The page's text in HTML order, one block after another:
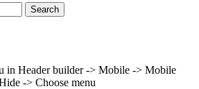
Search
in Header builder -> Mobile -> Mobile
-> Choose menu